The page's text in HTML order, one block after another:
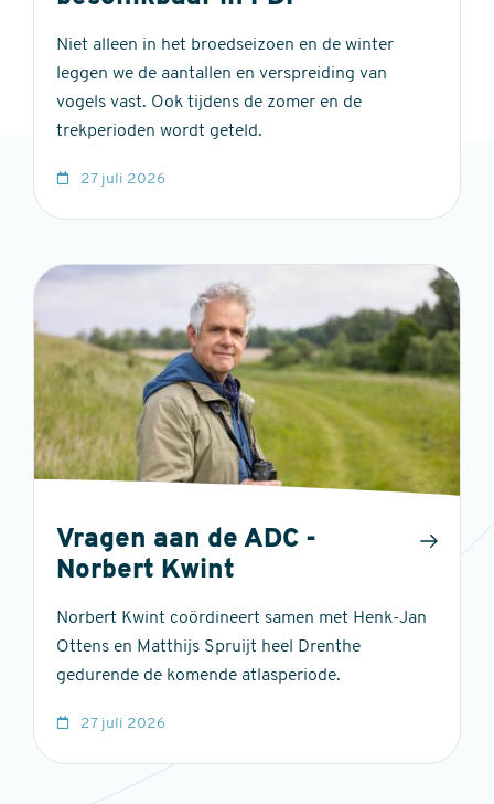
Niet alleen in het broedseizoen en de winter
leggen we de aantallen en verspreiding van
vogels vast. Ook tijdens de zomer en de
trekperioden wordt geteld.
27 juli 2026
Vragen aan de ADC -
Norbert Kwint
Norbert Kwint coördineert samen met Henk-Jan
Ottens en Matthijs Spruijt heel Drenthe
gedurende de komende atlasperiode.
27 juli 2026